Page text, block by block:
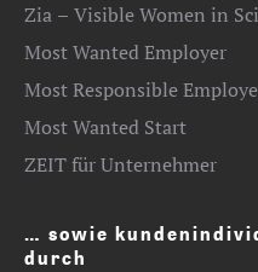
Zia – Visible Women in
Most Wanted Employer
Most Responsible
Most Wanted Start
ZEIT für Unternehmer
… sowie
durch